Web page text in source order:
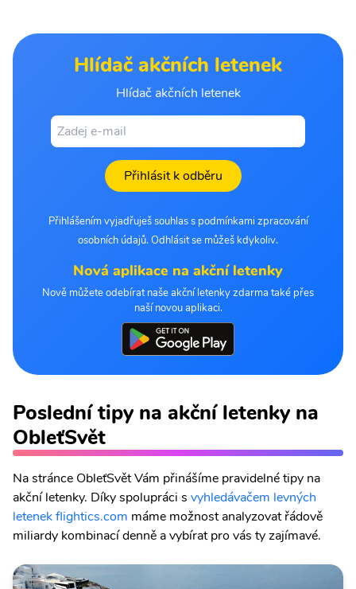
Hlídač akčních letenek
Hlídač akčních letenek
Přihlásit k odběru
Přihlášením vyjadřuješ souhlas s podmínkami zpracování
osobních údajů. Odhlásit se můžeš kdykoliv.
Nová aplikace na akční letenky
Nově můžete odebírat naše akční letenky zdarma také přes
naší novou aplikaci.
Poslední tipy na akční letenky na
ObleťSvět
Na stránce ObleťSvět Vám přinášíme pravidelné tipy na
akční letenky. Díky spolupráci s vyhledávačem levných
letenek flightics.com máme možnost analyzovat řádově
miliardy kombinací denně a vybírat pro vás ty zajímavé.